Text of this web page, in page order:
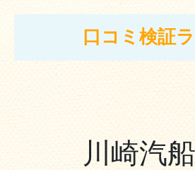
メインナビゲー
口コミ検証
川崎汽